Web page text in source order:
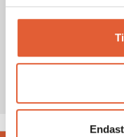
Generella avvikande
070 4950581